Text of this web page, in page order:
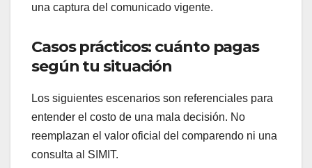
una captura del comunicado vigente.
Casos prácticos: cuánto pagas
según tu situación
Los siguientes escenarios son referenciales para
entender el costo de una mala decisión. No
reemplazan el valor oficial del comparendo ni una
consulta al SIMIT.